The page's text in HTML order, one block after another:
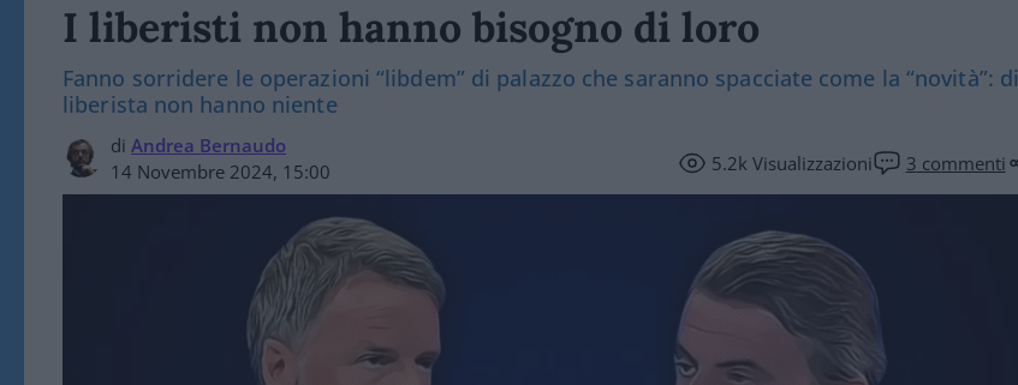
I liberisti non hanno bisogno di loro
Fanno sorridere le operazioni “libdem” di palazzo che saranno spacciate come la “novità”: di
liberista non hanno niente
di Andrea Bernaudo
14 Novembre 2024, 15:00
5.2kVisualizzazioni 3 commenti